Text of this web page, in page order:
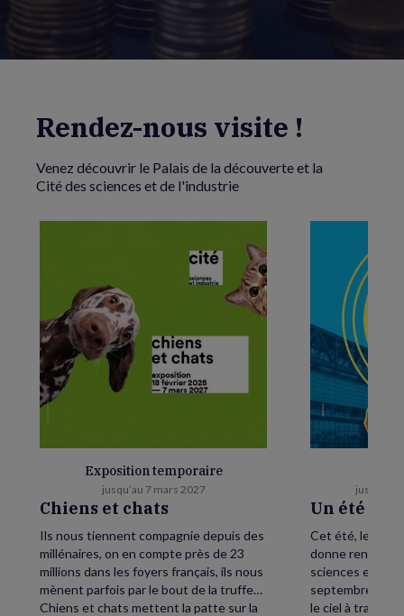
Rendez-nous visite !
Venez découvrir le Palais de la découverte et la
Cité des sciences et de l'industrie
Exposition temporaire
jusqu’au 7 mars 2027
Chiens et chats
Ils nous tiennent compagnie depuis des
millénaires, on en compte près de 23
millions dans les foyers français, ils nous
mènent parfois par le bout de la truffe…
Chiens et chats mettent la patte sur la
jusqu’au
Un été
Cet été, levez
donne rendez-
sciences et de
septembre,
le ciel à travers